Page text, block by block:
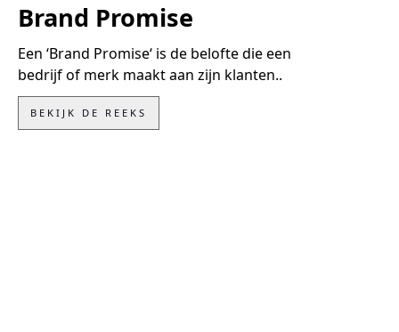
Brand Promise
Een ‘Brand Promise‘ is de belofte die een
bedrijf of merk maakt aan zijn klanten..
BEKIJK DE REEKS